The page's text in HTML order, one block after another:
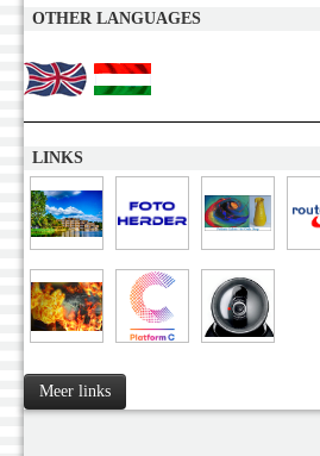
OTHER LANGUAGES
LINKS
Meer links